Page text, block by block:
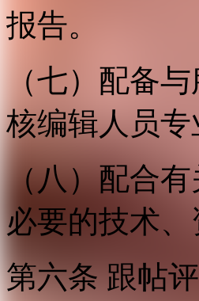
报告。
（七）配备
核编辑人员专
（八）配合
必要的技术
第六条 跟帖